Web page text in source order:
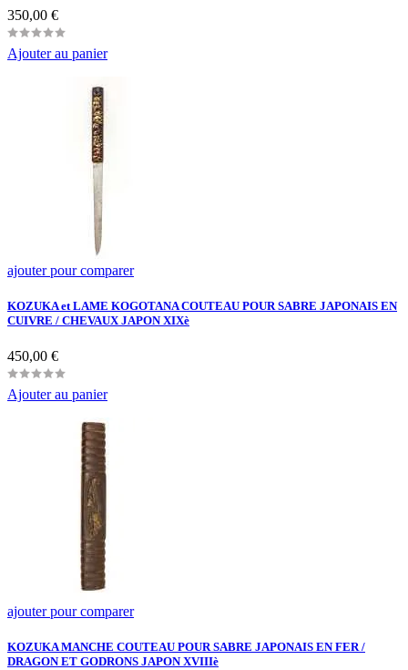
Prix
350,00 €
Ajouter au panier
ajouter pour comparer
KOZUKA et LAME KOGOTANA COUTEAU POUR SABRE JAPONAIS EN
CUIVRE / CHEVAUX JAPON XIXè
Prix
450,00 €
Ajouter au panier
ajouter pour comparer
KOZUKA MANCHE COUTEAU POUR SABRE JAPONAIS EN FER /
DRAGON ET GODRONS JAPON XVIIIè